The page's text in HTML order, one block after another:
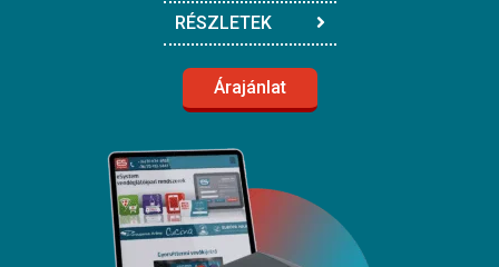
RÉSZLETEK
Árajánlat